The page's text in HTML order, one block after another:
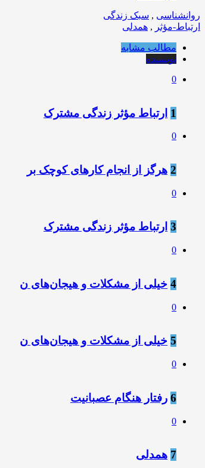
روانشناسی , سبک زندگی
ارتباط-مؤثر , همدلی
مطالب مشابه
نویسنده
0
1 ارتباط مؤثر زندگی مشترک
0
2 هرگز از انجام کارهای کوچک بر
0
3 ارتباط مؤثر زندگی مشترک
0
4 خیلی از مشکلات و هیجان‌های ن
0
5 خیلی از مشکلات و هیجان‌های ن
0
6 رفتار هنگام عصبانیت
0
7 همدلی